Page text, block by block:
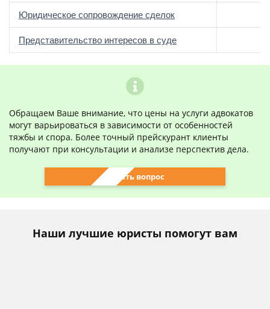
Юридическое сопровождение сделок
Представительство интересов в суде
Обращаем Ваше внимание, что цены на услуги адвокатов
могут варьироваться в зависимости от особенностей
тяжбы и спора. Более точный прейскурант клиенты
получают при консультации и анализе перспектив дела.
Задать вопрос
Наши лучшие юристы помогут вам